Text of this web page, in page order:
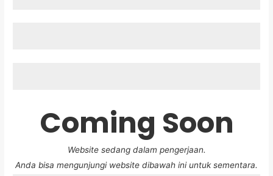
Coming Soon
Website sedang dalam pengerjaan.
Anda bisa mengunjungi website dibawah ini untuk sementara.